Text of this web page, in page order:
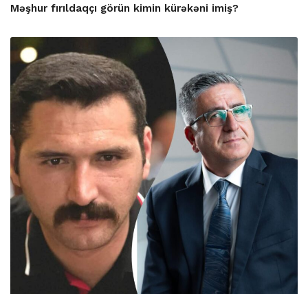
Məşhur fırıldaqçı görün kimin kürəkəni imiş?